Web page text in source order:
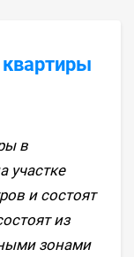
в
участке
и состоят
из
зонами